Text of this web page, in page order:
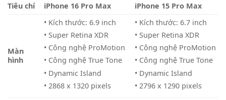
Tiêu chí iPhone 16 Pro Max iPhone 15 Pro Max
Màn
hình
• Kích thước: 6.9 inch
• Super Retina XDR
• Công nghệ ProMotion
• Công nghệ True Tone
• Dynamic Island
• 2868 x 1320 pixels
• Kích thước: 6.7 inch
• Super Retina XDR
• Công nghệ ProMotion
• Công nghệ True Tone
• Dynamic Island
• 2796 x 1290 pixels